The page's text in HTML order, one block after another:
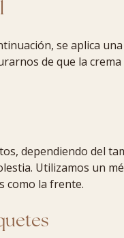
se aplica
de que la
dependiendo del
Utilizamos un
como la frente.